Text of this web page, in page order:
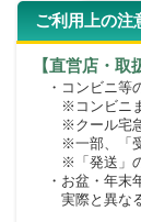
ご利用上の注
【直営店・取
・コンビニ等
※コンビニま
※クール宅急
※一部、「受
※「発送」の
・お盆・年末
実際と異なる